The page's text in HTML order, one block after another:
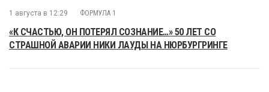
1 августа в 12:29 ФОРМУЛА 1
«К СЧАСТЬЮ, ОН ПОТЕРЯЛ СОЗНАНИЕ…» 50 ЛЕТ СО
СТРАШНОЙ АВАРИИ НИКИ ЛАУДЫ НА НЮРБУРГРИНГЕ